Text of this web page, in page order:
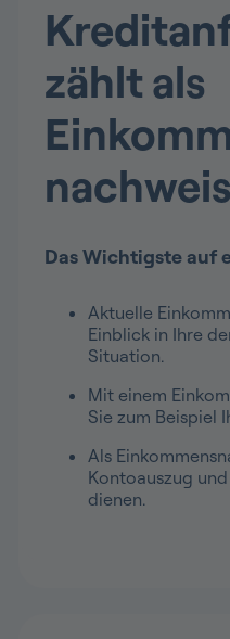
zählt als
Das Wichtigste auf
Aktuelle
Einblick in Ihre
Situation.
Mit einem
Sie zum Beispiel
Als
Kontoauszug
dienen.